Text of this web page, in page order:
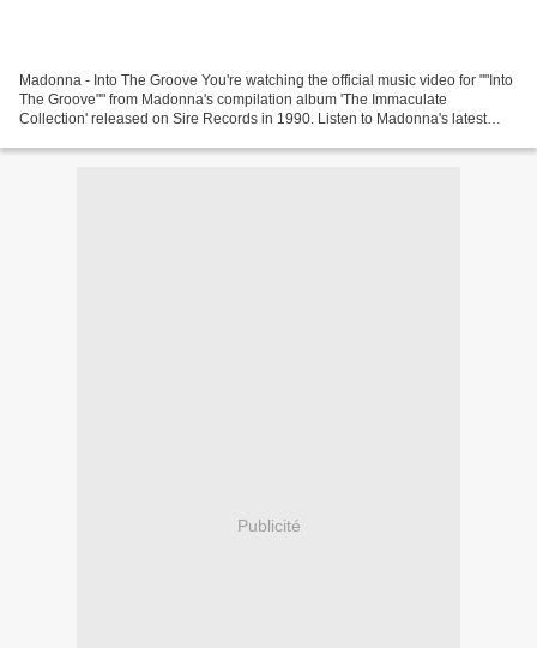
Madonna - Into The Groove You're watching the official music video for ""Into
The Groove"" from Madonna's compilation album 'The Immaculate
Collection' released on Sire Records in 1990. Listen to Madonna's latest
Publicité